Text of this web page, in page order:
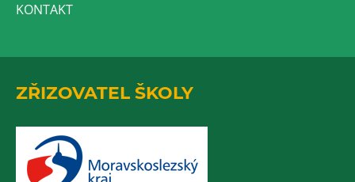
KONTAKT
ZŘIZOVATEL ŠKOLY